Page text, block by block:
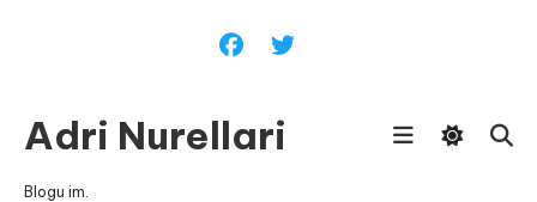
Adri Nurellari
Blogu im.